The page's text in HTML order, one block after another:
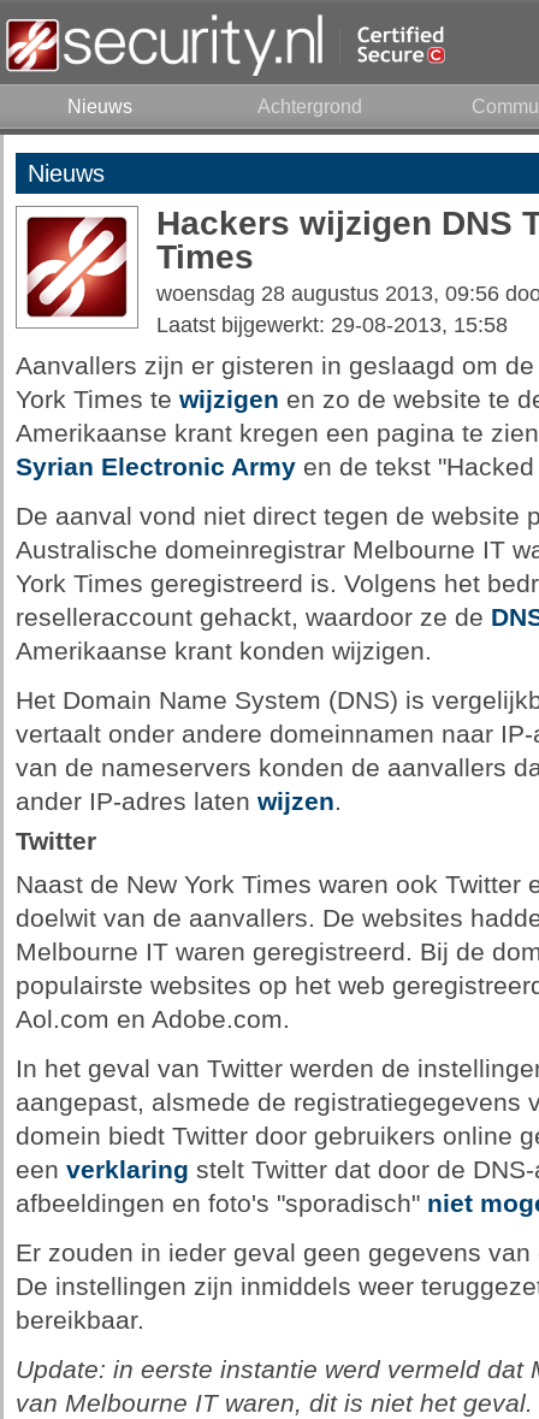
Nieuws Achtergrond
Nieuws
Hackers wijzigen DNS
Times
woensdag 28 augustus 2013, 09:56
Laatst bijgewerkt: 29-08-2013, 15:58
Aanvallers zijn er gisteren in geslaagd om
York Times te wijzigen en zo de website te
Amerikaanse krant kregen een pagina te
Syrian Electronic Armyen de tekst "Hacked
De aanval vond niet direct tegen de website
Australische domeinregistrar Melbourne IT
York Times geregistreerd is. Volgens het
reselleraccount gehackt, waardoor ze de
Amerikaanse krant konden wijzigen.
Het Domain Name System (DNS) is
vertaalt onder andere domeinnamen naar
van de nameservers konden de aanvallers
ander IP-adres laten wijzen.
Twitter
Naast de New York Times waren ook Twitter
doelwit van de aanvallers. De websites
Melbourne IT waren geregistreerd. Bij de
populairste websites op het web
Aol.com en Adobe.com.
In het geval van Twitter werden de
aangepast, alsmede de registratiegegevens
domein biedt Twitter door gebruikers online
een verklaring stelt Twitter dat door de
afbeeldingen en foto's "sporadisch" niet
Er zouden in ieder geval geen gegevens
De instellingen zijn inmiddels weer
bereikbaar.
Update: in eerste instantie werd vermeld dat
van Melbourne IT waren, dit is niet het geval.